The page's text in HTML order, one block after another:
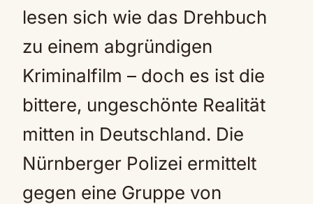
lesen sich wie das Drehbuch
zu einem abgründigen
Kriminalfilm – doch es ist die
bittere, ungeschönte Realität
mitten in Deutschland. Die
Nürnberger Polizei ermittelt
gegen eine Gruppe von